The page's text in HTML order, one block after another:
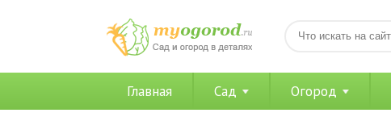
Главная Сад Огород